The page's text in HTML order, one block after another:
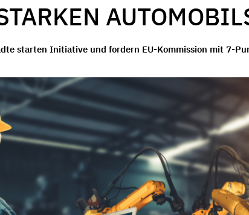
starten Initiative und fordern EU-Kommission mit 7-